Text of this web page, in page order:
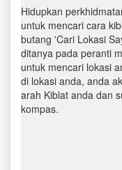
Hidupkan
untuk mencari cara
butang 'Cari Lokasi
ditanya pada peranti
untuk mencari lokasi
di lokasi anda, anda
arah Kiblat anda dan
kompas.